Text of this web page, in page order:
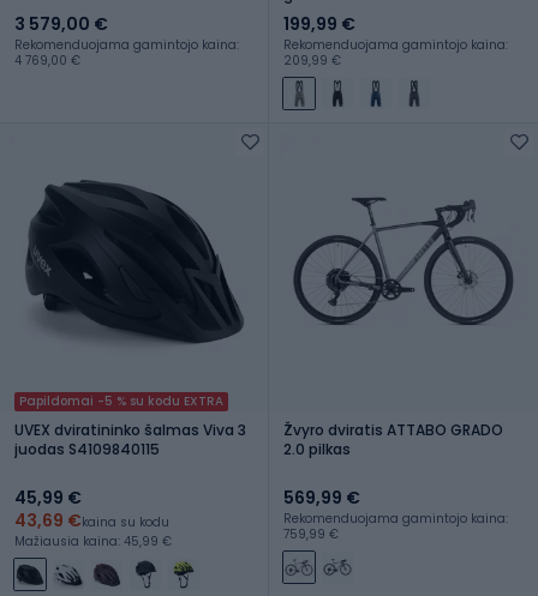
3 579,00 €
Rekomenduojama gamintojo kaina:
4 769,00 €
199,99 €
Rekomenduojama gamintojo kaina:
209,99 €
Papildomai -5 % su kodu EXTRA
UVEX dviratininko šalmas Viva 3
juodas S4109840115
45,99 €
43,69 €kaina su kodu
Mažiausia kaina: 45,99 €
Žvyro dviratis ATTABO GRADO
2.0 pilkas
569,99 €
Rekomenduojama gamintojo kaina:
759,99 €